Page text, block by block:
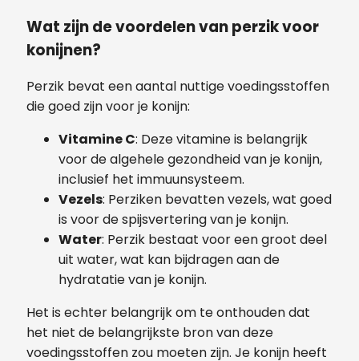
Wat zijn de voordelen van perzik voor
konijnen?
Perzik bevat een aantal nuttige voedingsstoffen
die goed zijn voor je konijn:
Vitamine C: Deze vitamine is belangrijk
voor de algehele gezondheid van je konijn,
inclusief het immuunsysteem.
Vezels: Perziken bevatten vezels, wat goed
is voor de spijsvertering van je konijn.
Water: Perzik bestaat voor een groot deel
uit water, wat kan bijdragen aan de
hydratatie van je konijn.
Het is echter belangrijk om te onthouden dat
het niet de belangrijkste bron van deze
voedingsstoffen zou moeten zijn. Je konijn heeft